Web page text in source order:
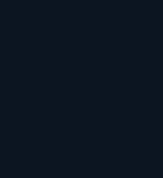
poczta@tvproart.pl